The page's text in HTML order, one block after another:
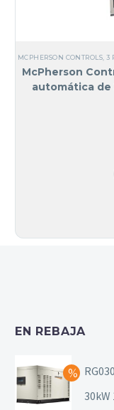
MCPHERSON CONTROLS ,3
McPherson
automática de
EN REBAJA
30kW